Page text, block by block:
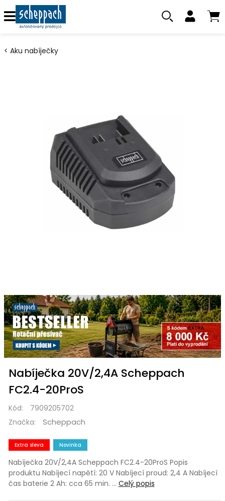
Aku nabíječky
Nabíječka 20V/2,4A Scheppach
FC2.4-20ProS
Kód:
7909205702
Značka:
Scheppach
Extra sleva Novinka
Nabíječka 20V/2,4A Scheppach FC2.4-20ProS Popis
produktu Nabíjecí napětí: 20 V Nabíjecí proud: 2,4 A Nabíjecí
čas baterie 2 Ah: cca 65 min. … Celý popis